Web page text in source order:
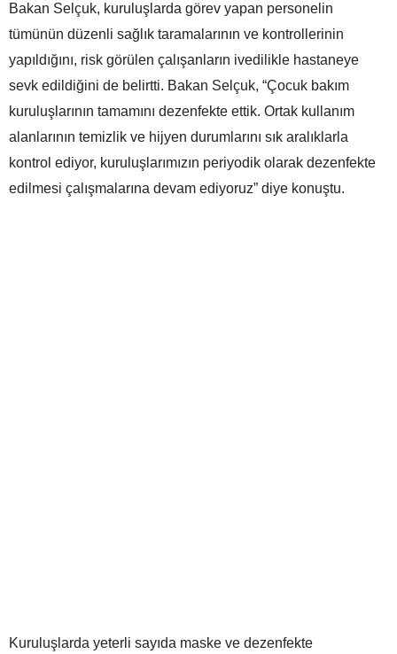
Bakan Selçuk, kuruluşlarda görev yapan personelin
tümünün düzenli sağlık taramalarının ve kontrollerinin
yapıldığını, risk görülen çalışanların ivedilikle hastaneye
sevk edildiğini de belirtti. Bakan Selçuk, “Çocuk bakım
kuruluşlarının tamamını dezenfekte ettik. Ortak kullanım
alanlarının temizlik ve hijyen durumlarını sık aralıklarla
kontrol ediyor, kuruluşlarımızın periyodik olarak dezenfekte
edilmesi çalışmalarına devam ediyoruz” diye konuştu.
Kuruluşlarda yeterli sayıda maske ve dezenfekte